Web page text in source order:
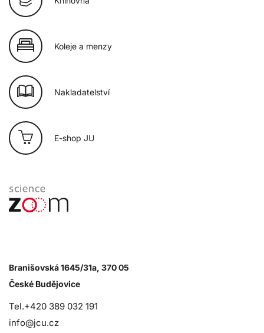
Koleje a menzy
Nakladatelství
E-shop JU
Branišovská 1645/31a, 370 05
České Budějovice
Tel.+420 389 032 191
info@jcu.cz